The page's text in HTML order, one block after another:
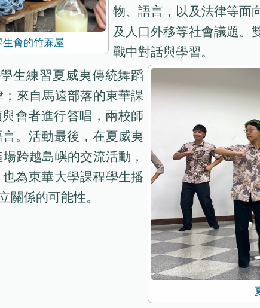
會的竹蔴屋
物、語言，以及法律等面
及人口外移等社會議題。
戰中對話與學習。
生練習夏威夷傳統舞蹈
來自馬遠部落的東華課
會者進行答唱，兩校師
。活動最後，在夏威夷
跨越島嶼的交流活動，
為東華大學課程學生播
係的可能性。